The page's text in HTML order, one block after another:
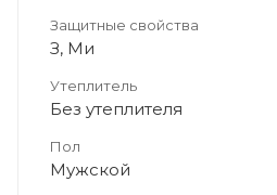
Защитные свойства
З, Ми
Утеплитель
Без утеплителя
Пол
Мужской